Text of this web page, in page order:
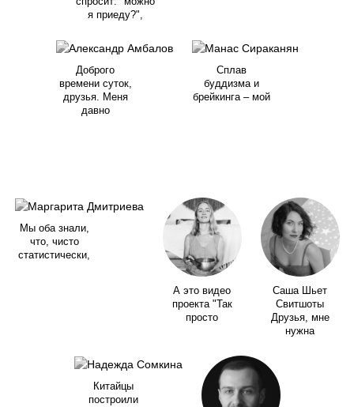
я приеду?",
Доброго
времени суток,
друзья. Меня
давно
Сплав
буддизма и
брейкинга – мой
Мы оба знали,
что, чисто
статистически,
А это видео
проекта "Так
просто
Саша Шьет
Свитшоты
Друзья, мне
нужна
Китайцы
построили